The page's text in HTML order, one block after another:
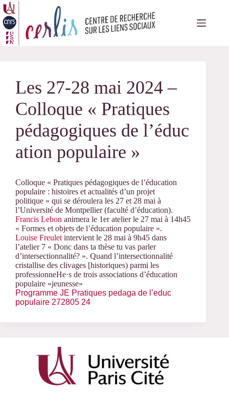
Passer
au
contenu
Les 27-28 mai 2024 –
Colloque « Pratiques
pédagogiques de l’éduc
ation populaire »
Colloque « Pratiques pédagogiques de l’éducation
populaire : histoires et actualités d’un projet
politique » qui se déroulera les 27 et 28 mai à
l’Université de Montpellier (faculté d’éducation).
Francis Lebon animera le 1er atelier le 27 mai à 14h45
« Formes et objets de l’éducation populaire ».
Louise Freulet intervient le 28 mai à 9h45 dans
l’atelier 7 « Donc dans ta thèse tu vas parler
d’intersectionnalité? ». Quand l’intersectionnalité
cristallise des clivages [historiques) parmi les
professionneHe·s de trois associations d’éducation
populaire «jeunesse»
Programme JE Pratiques pedaga de l’educ
populaire 272805 24